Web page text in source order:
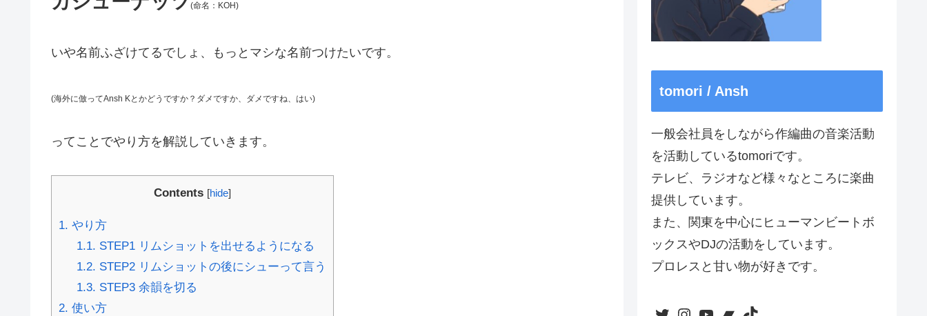
(命名：KOH)
いや名前ふざけてるでしょ、もっとマシな名前つけたいです。
(海外に倣ってAnsh Kとかどうですか？ダメですか、ダメですね、 はい)
ってことでやり方を解説していきます。
Contents [hide]
1. やり方
1.1. STEP1 リムショットを出せるようになる
1.2. STEP2 リムショットの後にシューって言う
1.3. STEP3 余韻を切る
2. 使い方
tomori / Ansh
一般会社員をしながら作編曲の音楽活動
を活動しているtomoriです。
テレビ、ラジオなど様々なところに楽曲
提供しています。
また、関東を中心にヒューマンビートボ
ックスやDJの活動をしています。
プロレスと甘い物が好きです。
TwitterInstagram
YouTubeBandcamp